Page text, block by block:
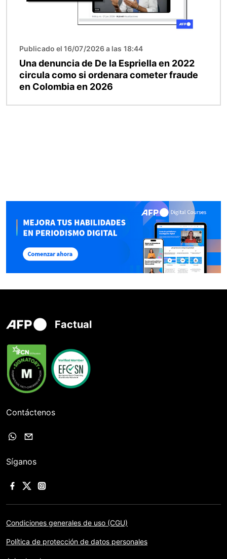
Publicado el 16/07/2026 a las 18:44
Una denuncia de De la Espriella en 2022
circula como si ordenara cometer fraude
en Colombia en 2026
Factual
Contáctenos
Síganos
Condiciones generales de uso (CGU)
Política de protección de datos personales